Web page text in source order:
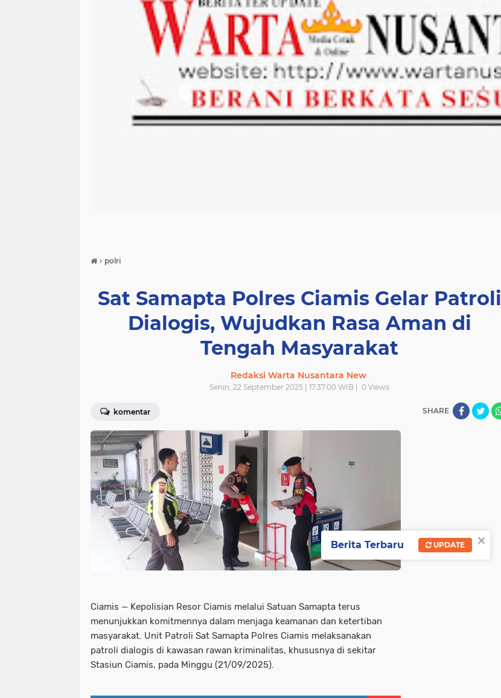
› polri
Sat Samapta Polres Ciamis Gelar Patroli
Dialogis, Wujudkan Rasa Aman di
Tengah Masyarakat
Redaksi Warta Nusantara New
Senin, 22 September 2025 | 17.37.00 WIB | 0 Views
komentar SHARE
Ciamis — Kepolisian Resor Ciamis melalui Satuan Samapta terus
menunjukkan komitmennya dalam menjaga keamanan dan ketertiban
masyarakat. Unit Patroli Sat Samapta Polres Ciamis melaksanakan
patroli dialogis di kawasan rawan kriminalitas, khususnya di sekitar
Stasiun Ciamis, pada Minggu (21/09/2025).
×
Berita Terbaru UPDATE